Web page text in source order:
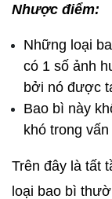
Nhược điểm:
Những loại
có 1 số ảnh
bởi nó được
Bao bì này
khó trong
Trên đây là tất
loại bao bì